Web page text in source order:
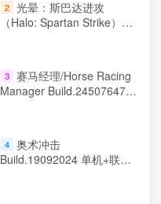
2 光晕：斯巴达进攻
（Halo: Spartan Strike）免
3 赛马经理/Horse Racing
Manager Build.24507647
4 奥术冲击
Build.19092024 单机+联机